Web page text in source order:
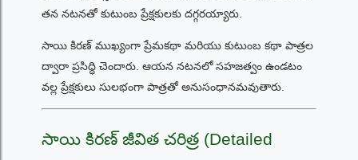
తన నటనతో కుటుంబ ప్రేక్షకులకు దగ్గరయ్యారు.
సాయి కిరణ్ ముఖ్యంగా ప్రేమకథా మరియు కుటుంబ కథా పాత్రల
ద్వారా ప్రసిద్ధి చెందారు. ఆయన నటనలో సహజత్వం ఉండటం
వల్ల ప్రేక్షకులు సులభంగా పాత్రతో అనుసంధానమవుతారు.
సాయి కిరణ్ జీవిత చరిత్ర (Detailed